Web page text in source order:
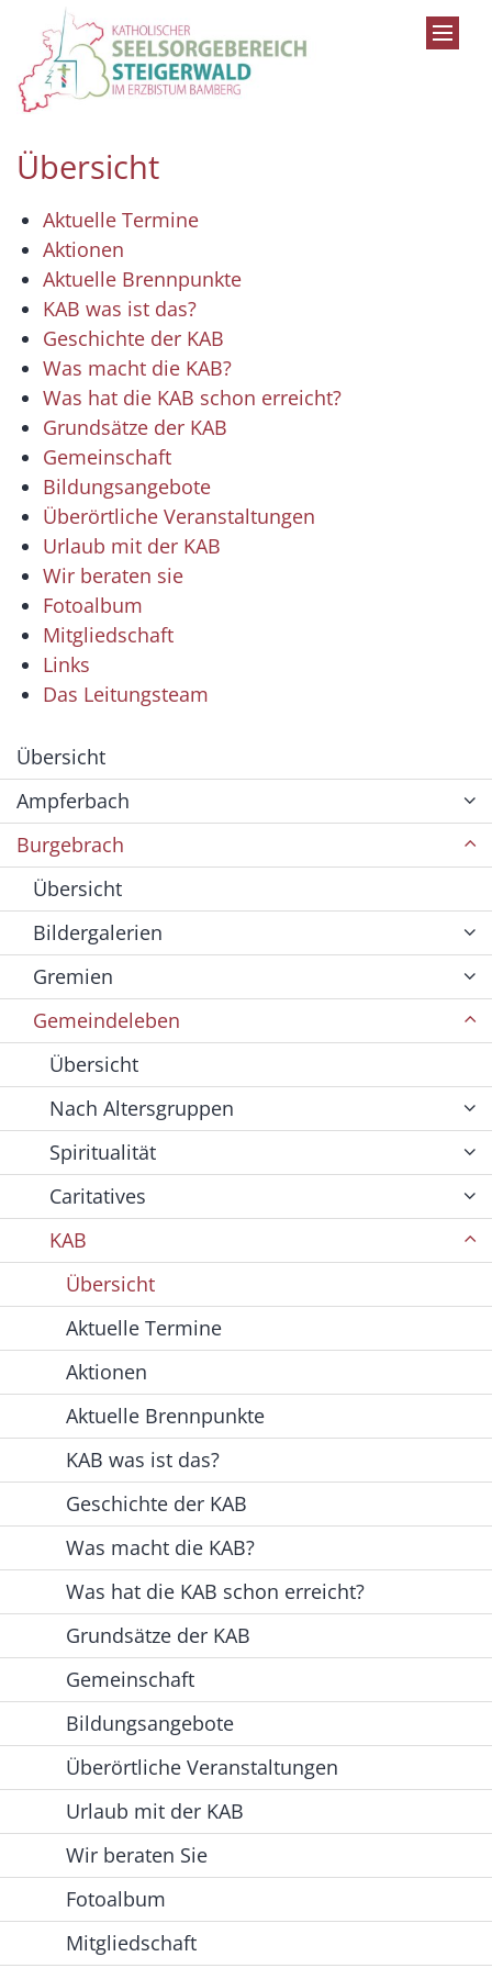
Zum Inhalt springen
Übersicht
Aktuelle Termine
Aktionen
Aktuelle Brennpunkte
KAB was ist das?
Geschichte der KAB
Was macht die KAB?
Was hat die KAB schon erreicht?
Grundsätze der KAB
Gemeinschaft
Bildungsangebote
Überörtliche Veranstaltungen
Urlaub mit der KAB
Wir beraten sie
Fotoalbum
Mitgliedschaft
Links
Das Leitungsteam
Übersicht
Ampferbach
Burgebrach
Übersicht
Bildergalerien
Gremien
Gemeindeleben
Übersicht
Nach Altersgruppen
Spiritualität
Caritatives
KAB
Übersicht
Aktuelle Termine
Aktionen
Aktuelle Brennpunkte
KAB was ist das?
Geschichte der KAB
Was macht die KAB?
Was hat die KAB schon erreicht?
Grundsätze der KAB
Gemeinschaft
Bildungsangebote
Überörtliche Veranstaltungen
Urlaub mit der KAB
Wir beraten Sie
Fotoalbum
Mitgliedschaft